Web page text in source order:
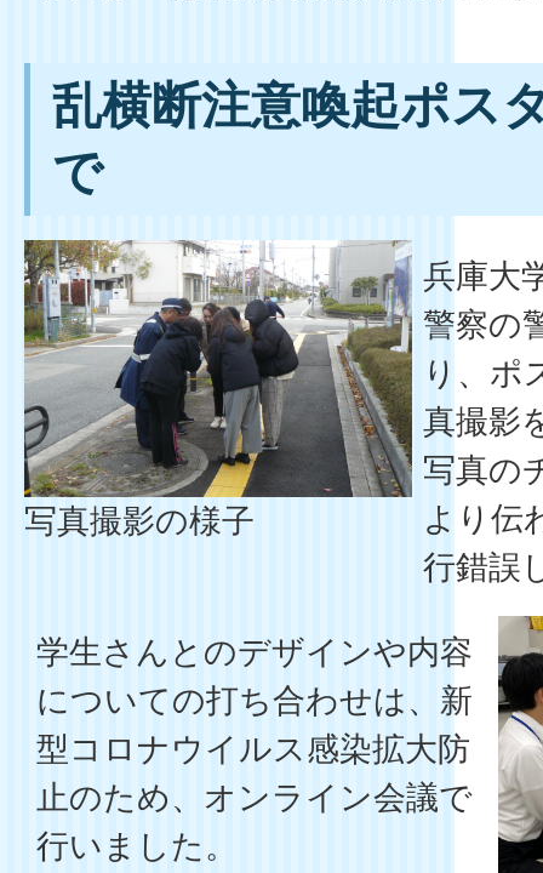
乱横断注意喚起ポス
で
写真撮影の様子
兵庫大
警察の
り、ポ
真撮影
写真の
より伝
行錯誤
学生さんとのデザインや内容
についての打ち合わせは、新
型コロナウイルス感染拡大防
止のため、オンライン会議で
行いました。